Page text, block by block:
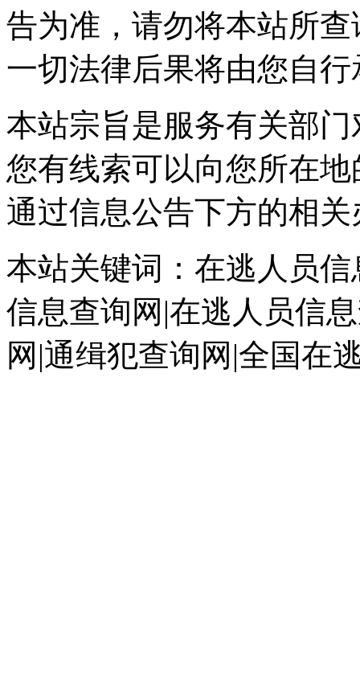
告为准，请勿将本站所
一切法律后果将由您自行
本站宗旨是服务有关部
您有线索可以向您所在
通过信息公告下方的相
本站关键词：在逃人员
信息查询网|在逃人员信
网|通缉犯查询网|全国在